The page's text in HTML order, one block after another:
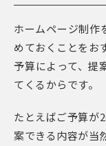
ホームページ制作
めておくことをお
予算によって、提
てくるからです。
たとえばご予算が
案できる内容が当